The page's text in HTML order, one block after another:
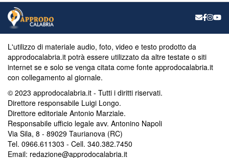
di Calanna. Le indagini, coordinate dalla Procura guidata
da Giuseppe Borrelli, sono affidate ai carabinieri, che
ditta privata per la quale lavorava […]
L'utilizzo di materiale audio, foto, video e testo prodotto da
approdocalabria.it potrà essere utilizzato da altre testate o siti
internet se e solo se venga citata come fonte approdocalabria.it
con collegamento al giornale.
© 2023 approdocalabria.it - Tutti i diritti riservati.
Direttore responsabile Luigi Longo.
Direttore editoriale Antonio Marziale.
Responsabile ufficio legale avv. Antonino Napoli
Via Sila, 8 - 89029 Taurianova (RC)
Tel. 0966.611303 - Cell. 340.382.7450
Email: redazione@approdocalabria.it